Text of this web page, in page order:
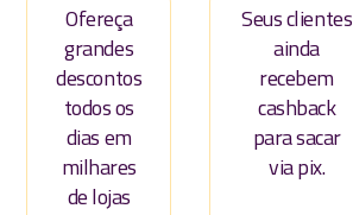
Ofereça
grandes
descontos
todos os
dias em
milhares
de lojas
Seus clientes
ainda
recebem
cashback
para sacar
via pix.